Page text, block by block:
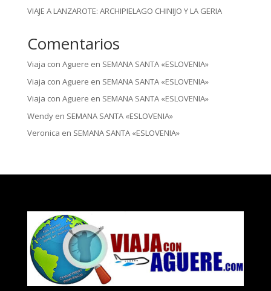
VIAJE A LANZAROTE: ARCHIPIELAGO CHINIJO Y LA GERIA
Comentarios
Viaja con Aguere en SEMANA SANTA «ESLOVENIA»
Viaja con Aguere en SEMANA SANTA «ESLOVENIA»
Viaja con Aguere en SEMANA SANTA «ESLOVENIA»
Wendyen SEMANA SANTA «ESLOVENIA»
Veronica en SEMANA SANTA «ESLOVENIA»